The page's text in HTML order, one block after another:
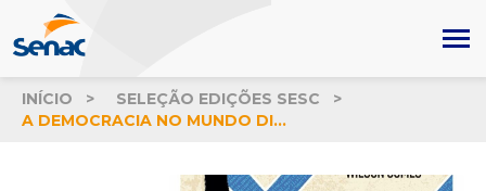
INÍCIO
SELEÇÃO EDIÇÕES SESC
A DEMOCRACIA NO MUNDO DIGITAL: HISTTÓRIA, PROBLEMAS E TEMAS